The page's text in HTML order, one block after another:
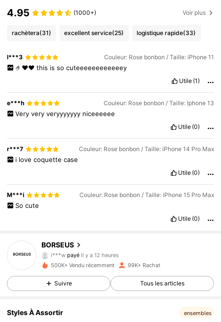
4.95 (1000+) Voir plus
rachètera(31) excellent service(25) logistique rapide(33)
l***3 Couleur: Rose bonbon / Taille: iPhone 11
🤌❤️❤️ this is so cuteeeeeeeeeeeey
Utile (1)
e***h Couleur: Rose bonbon / Taille: Iphone 13
Very very veryyyyyyy niceeeeee
Utile (0)
r***7 Couleur: Rose bonbon / Taille: iPhone 14 Pro Max
i love coquette case
Utile (0)
M***i Couleur: Rose bonbon / Taille: iPhone 15 Pro Max
So cute
Utile (0)
BORSEUS
4.91
12K Suiveurs
i***wpayé Il y a 12 heures
f***4a suiviIl y a 30 minutes
4.91
4.91
500K+ Vendu récemment 99K+ Rachat
Suivre Tous les articles
Styles À Assortir ensembles